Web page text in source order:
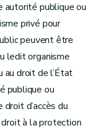
autorité publique ou
privé pour
peuvent être
ledit organisme
au droit de l’État
publique ou
droit d’accès du
à la protection